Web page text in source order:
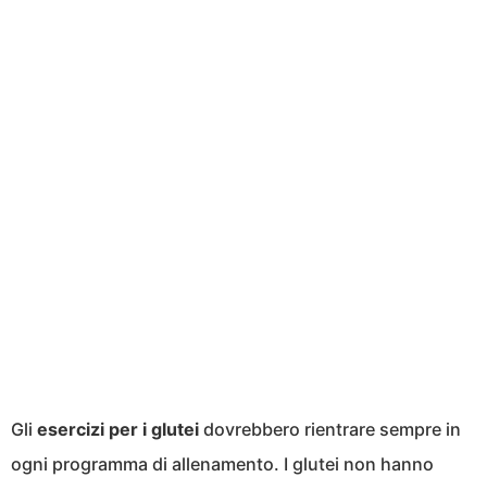
Gli esercizi per i glutei dovrebbero rientrare sempre in
ogni programma di allenamento. I glutei non hanno